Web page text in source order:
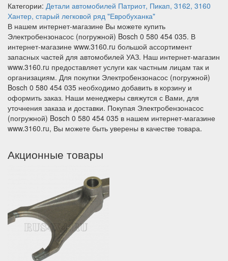
Категории: Детали автомобилей Патриот, Пикап, 3162, 3160
Хантер, старый легковой ряд "Евробуханка"
В нашем интернет-магазине Вы можете купить
Электробензонасос (погружной) Bosch 0 580 454 035. В
интернет-магазине www.3160.ru большой ассортимент
запасных частей для автомобилей УАЗ. Наш интернет-магазин
www.3160.ru предоставляет услуги как частным лицам так и
организациям. Для покупки Электробензонасос (погружной)
Bosch 0 580 454 035 необходимо добавить в корзину и
оформить заказ. Наши менеджеры свяжутся с Вами, для
уточнения заказа и доставки. Покупая Электробензонасос
(погружной) Bosch 0 580 454 035 в нашем интернет-магазине
www.3160.ru, Вы можете быть уверены в качестве товара.
Акционные товары